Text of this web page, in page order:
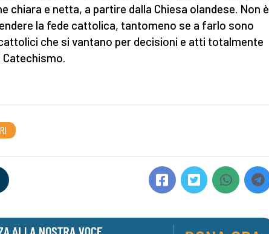
chiara e netta, a partire dalla Chiesa olandese. Non è
la fede cattolica, tantomeno se a farlo sono
che si vantano per decisioni e atti totalmente